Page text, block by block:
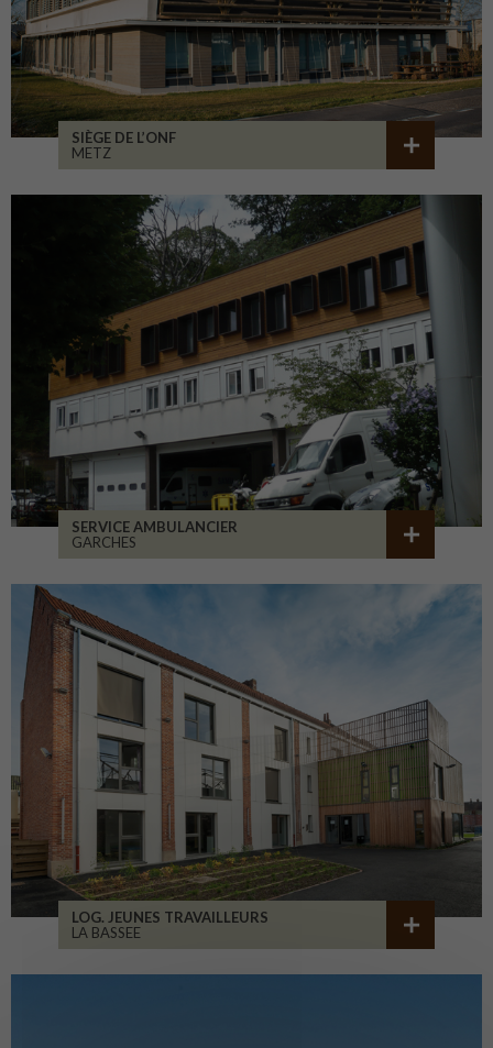
SIÈGE DE L’ONF
METZ
SERVICE AMBULANCIER
GARCHES
LOG. JEUNES TRAVAILLEURS
LA BASSEE